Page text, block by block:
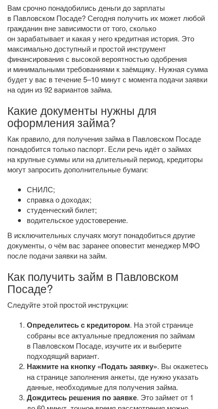
Вам срочно понадобились деньги до зарплаты
в Павловском Посаде? Сегодня получить их может любой
гражданин вне зависимости от того, сколько
он зарабатывает и какая у него кредитная история. Это
максимально доступный и простой инструмент
финансирования с высокой вероятностью одобрения
и минимальными требованиями к заёмщику. Нужная сумма
будет у вас в течение 5–10 минут с момента подачи заявки
на один из 92 вариантов займа.
Какие документы нужны для
оформления займа?
Как правило, для получения займа в Павловском Посаде
понадобится только паспорт. Если речь идёт о займах
на крупные суммы или на длительный период, кредиторы
могут запросить дополнительные бумаги:
СНИЛС;
справка о доходах;
студенческий билет;
водительское удостоверение.
В исключительных случаях могут понадобиться другие
документы, о чём вас заранее оповестит менеджер МФО
после подачи заявки на займ.
Как получить займ в Павловском
Посаде?
Следуйте этой простой инструкции:
Определитесь с кредитором. На этой странице
собраны все актуальные предложения по займам
в Павловском Посаде, изучите их и выберите
подходящий вариант.
Нажмите на кнопку «Подать заявку». Вы окажетесь
на странице заполнения анкеты, где нужно указать
данные, необходимые для получения займа.
Дождитесь решения по заявке. Это займет от 1